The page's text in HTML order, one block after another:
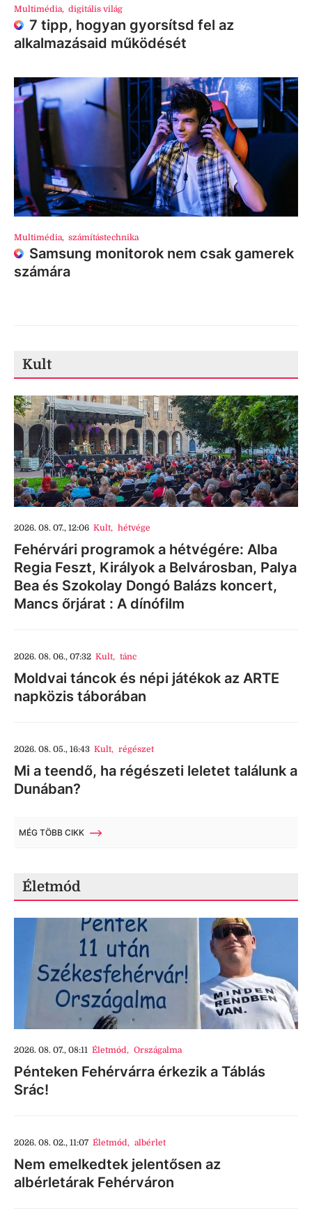
Multimédia, digitális világ
7 tipp, hogyan gyorsítsd fel az
alkalmazásaid működését
Multimédia, számítástechnika
Samsung monitorok nem csak gamerek
számára
Kult
2026. 08. 07., 12:06 Kult, hétvége
Fehérvári programok a hétvégére: Alba
Regia Feszt, Királyok a Belvárosban, Palya
Bea és Szokolay Dongó Balázs koncert,
Mancs őrjárat : A dínófilm
2026. 08. 06., 07:32 Kult, tánc
Moldvai táncok és népi játékok az ARTE
napközis táborában
2026. 08. 05., 16:43 Kult, régészet
Mi a teendő, ha régészeti leletet találunk a
Dunában?
MÉG TÖBB CIKK
Életmód
2026. 08. 07., 08:11 Életmód, Országalma
Pénteken Fehérvárra érkezik a Táblás
Srác!
2026. 08. 02., 11:07 Életmód, albérlet
Nem emelkedtek jelentősen az
albérletárak Fehérváron